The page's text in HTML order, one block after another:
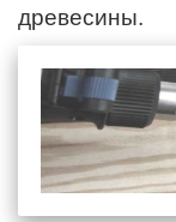
древесины.